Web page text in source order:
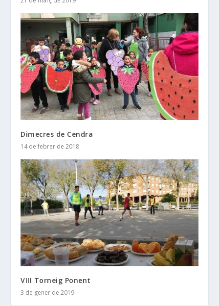
Dimecres de Cendra
14 de febrer de 2018
VIII Torneig Ponent
3 de gener de 2019